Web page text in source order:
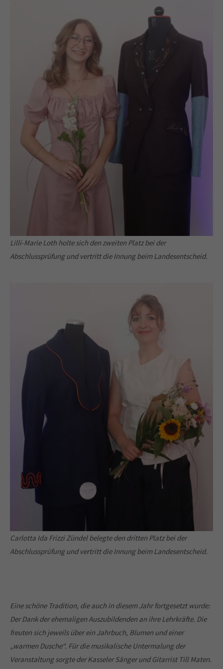
Lilli-Marie Loth holte sich den zweiten Platz bei der
Abschlussprüfung und vertritt die Innung beim Landesentscheid.
Carlotta Ida Frizzi Zündel belegte den dritten Platz bei der
Abschlussprüfung und vertritt die Innung beim Landesentscheid.
Eine schöne Tradition, die auch in diesem Jahr fortgesetzt wurde:
Der Dank der ehemaligen Auszubildenden an ihre Lehrkräfte. Die
freuten sich jeweils über ein Jahrbuch, Blumen und einer
„warmen Dusche“. Für die musikalische Untermalung der
Veranstaltung sorgte der Kasseler Sänger und Gitarrist Till Maten.
Die Kreishandwerkerschaft Kassel ist für das Handwerk,
aber auch für die Menschen im Einzugsbereich von großer
Bedeutung. Sie nimmt als Organisation die
Gesamtinteressen des selbständigen Handwerks sowie die
gemeinsamen Interessen der Handwerksinnungen wahr.